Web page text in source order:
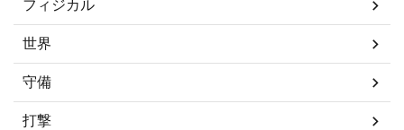
フィジカル
世界
守備
打撃